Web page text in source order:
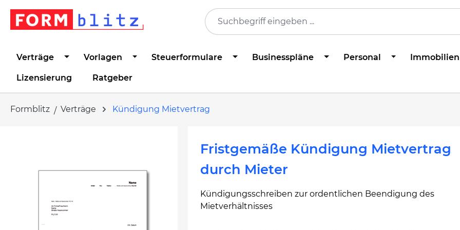
Zur Hauptnavigation springen
Verträge Vorlagen Steuerformulare Businesspläne Personal Immobilien
Lizensierung Ratgeber
Formblitz Verträge Kündigung Mietvertrag
Fristgemäße Kündigung Mietvertrag
durch Mieter
Kündigungsschreiben zur ordentlichen Beendigung des
Mietverhältnisses